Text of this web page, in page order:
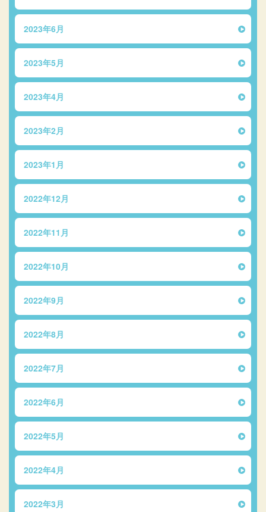
2023年6月
2023年5月
2023年4月
2023年2月
2023年1月
2022年12月
2022年11月
2022年10月
2022年9月
2022年8月
2022年7月
2022年6月
2022年5月
2022年4月
2022年3月